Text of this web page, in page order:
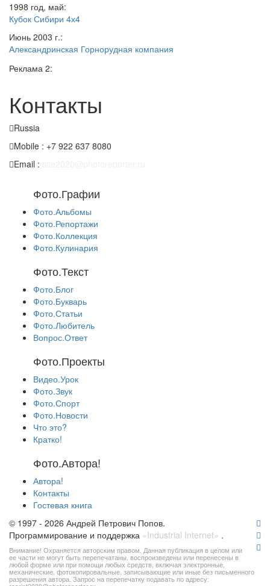
1998 год, май:
Кубок Сибири 4х4
Июнь 2003 г.:
Александринская Горнорудная компания
Реклама 2:
Контакты
Russia
Mobile : +7 922 637 8080
Email :
Фото.Графии
Фото.Альбомы
Фото.Репортажи
Фото.Коллекция
Фото.Кулинария
Фото.Текст
Фото.Блог
Фото.Букварь
Фото.Статьи
Фото.Любитель
Вопрос.Ответ
Фото.Проекты
Видео.Урок
Фото.Звук
Фото.Спорт
Фото.Новости
Что это?
Кратко!
Фото.Автора!
Автора!
Контакты
Гостевая книга
© 1997 - 2026 Андрей Петрович Попов.
Программирование и поддержка «Industrial Internet» .
Внимание! Охраняется авторским правом. Данная публикация в целом или
ее части не могут быть перепечатаны, воспроизведены или перенесены в
любой форме или при помощи любых средств, включая электронные,
механические, фотокопировальные, записывающие или иные без письменного
разрешения автора. Запрос на перепечатку подавать по адресу: